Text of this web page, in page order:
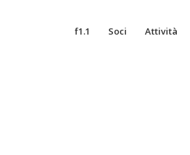
f1.1 Soci Attività